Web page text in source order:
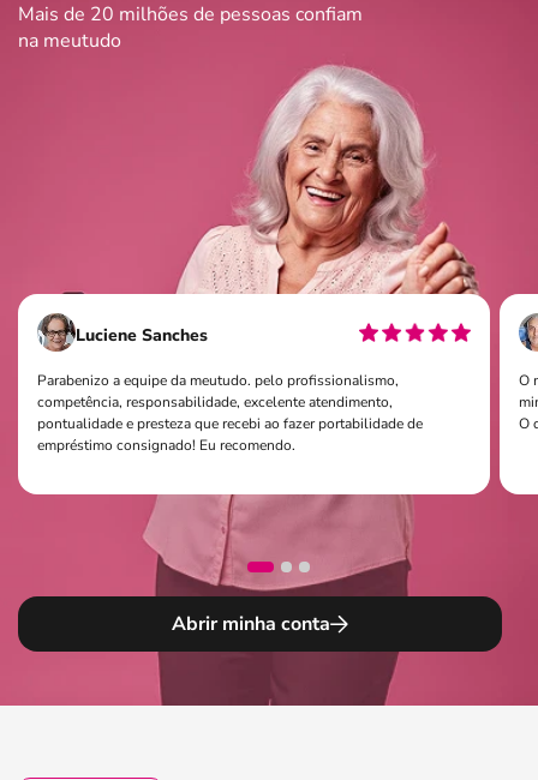
Mais de 20 milhões de pessoas confiam
na meutudo
Luciene Sanches
Parabenizo a equipe da meutudo. pelo profissionalismo,
competência, responsabilidade, excelente atendimento,
pontualidade e presteza que recebi ao fazer portabilidade de
empréstimo consignado! Eu recomendo.
O
O
Abrir minha conta